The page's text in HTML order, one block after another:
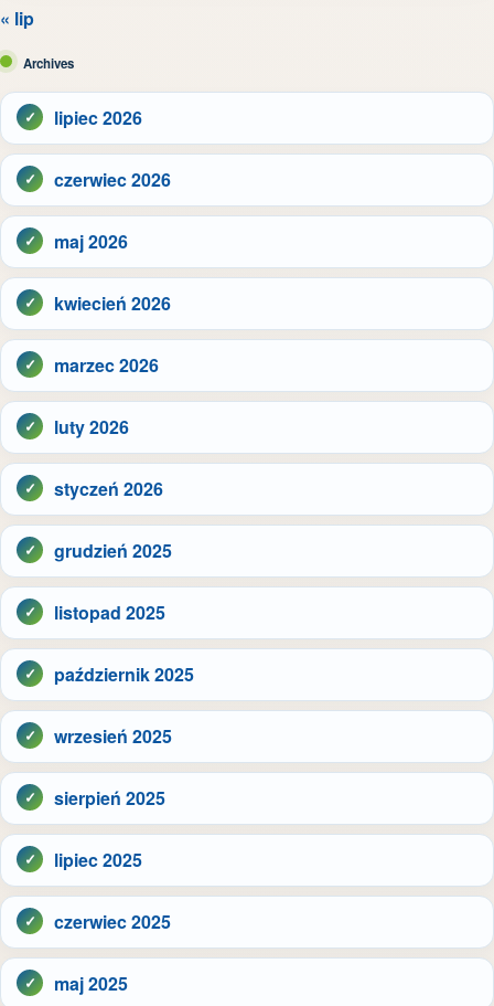
« lip
Archives
lipiec 2026
czerwiec 2026
maj 2026
kwiecień 2026
marzec 2026
luty 2026
styczeń 2026
grudzień 2025
listopad 2025
październik 2025
wrzesień 2025
sierpień 2025
lipiec 2025
czerwiec 2025
maj 2025